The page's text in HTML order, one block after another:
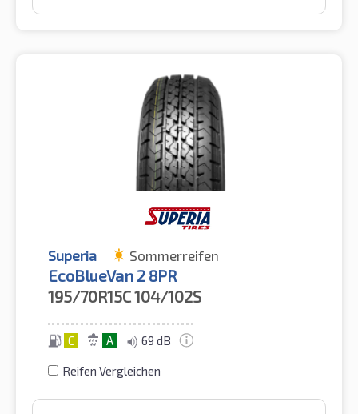
Superia Sommerreifen
EcoBlueVan 2 8PR
195/70R15C104/102S
C A 69 dB
Reifen Vergleichen